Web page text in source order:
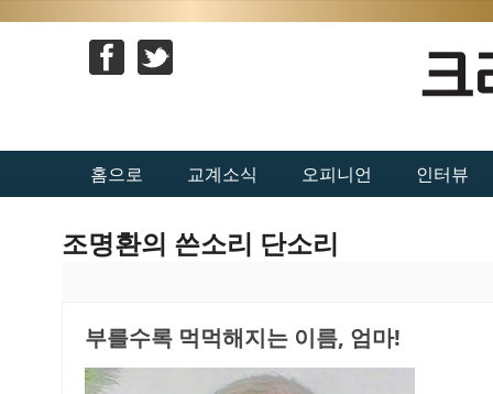
홈으로 교계소식 오피니언 인터뷰
조명환의 쓴소리 단소리
부를수록 먹먹해지는 이름, 엄마!